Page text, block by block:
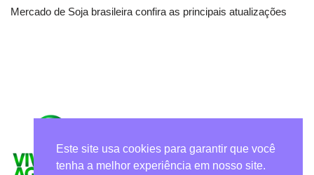
Mercado de Soja brasileira confira as principais atualizações
Este site usa cookies para garantir que você
tenha a melhor experiência em nosso site.